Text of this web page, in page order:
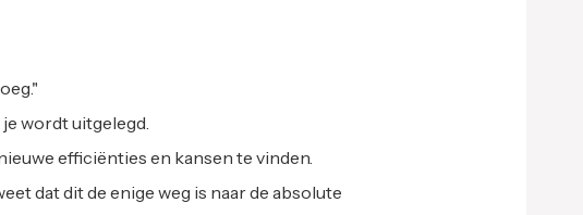
wordt uitgelegd.
efficiënties en kansen te vinden.
dat dit de enige weg is naar de absolute